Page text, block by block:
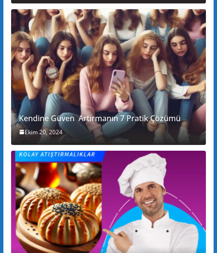
Kendine Güven Artırmanın 7 Pratik Çözümü
Ekim 20, 2024